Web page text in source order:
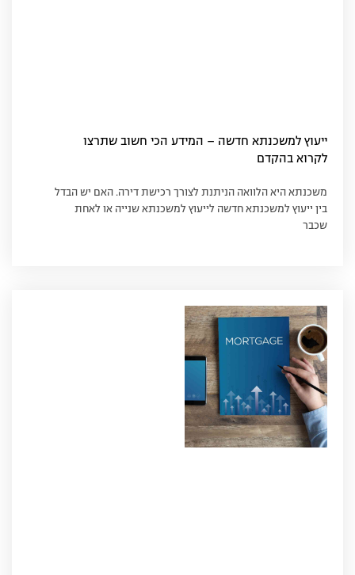
ייעוץ למשכנתא חדשה – המידע הכי חשוב שתרצו
לקרוא בהקדם
משכנתא היא הלוואה הניתנת לצורך רכישת דירה. האם יש הבדל
בין ייעוץ למשכנתא חדשה לייעוץ למשכנתא שנייה או לאחת
שכבר